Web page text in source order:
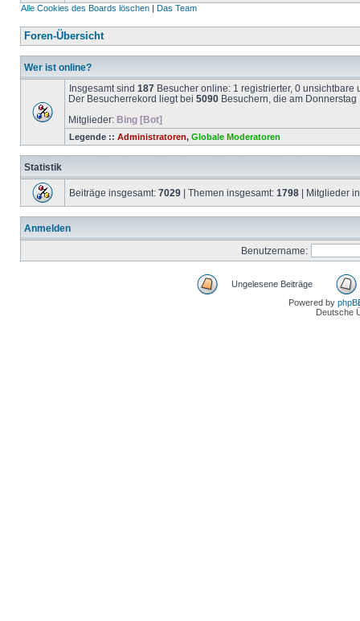
Alle Cookies des Boards löschen | Das Team
Foren-Übersicht
Wer ist online?
Insgesamt sind 187 Besucher online: 1 registrierter, 0
Der Besucherrekord liegt bei 5090 Besuchern, die am
Mitglieder: Bing [Bot]
Legende :: Administratoren, Globale Moderatoren
Statistik
Beiträge insgesamt: 7029 | Themen insgesamt: 1798 | Mitglieder
Anmelden
Benutzername:
Ungelesene Beiträge
Powered by
Deutsche